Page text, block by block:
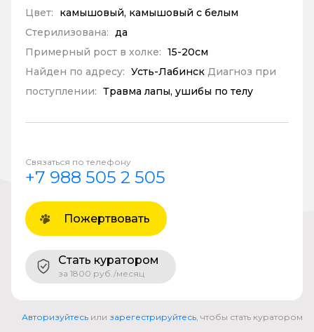
Цвет:
камышовый, камышовый с белым
Стерилизована: да
Примерный рост в холке: 15-20см
Найден по адресу: Усть-Лабинск Диагноз при
поступлении: Травма лапы, ушибы по телу
Связаться по телефону
+7 988 505 2 505
Пожертвовать
Стать куратором
за 1800 руб./месяц
Авторизуйтесь или зарегестрируйтесь , чтобы стать куратором